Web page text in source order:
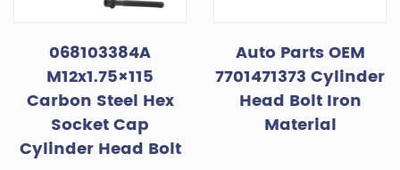
068103384A
M12x1.75×115
Carbon Steel Hex
Socket Cap
Cylinder Head Bolt
Auto Parts OEM
7701471373 Cylinder
Head Bolt Iron
Material